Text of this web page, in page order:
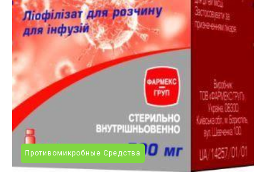
Противомикробные Средства